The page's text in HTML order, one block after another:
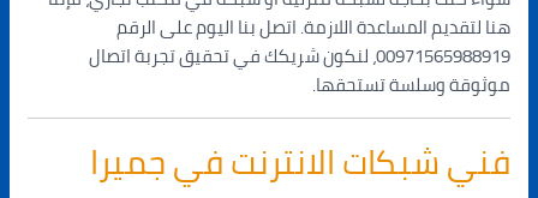
هنا لتقديم المساعدة اللازمة. اتصل بنا اليوم على الرقم
00971565988919، لنكون شريكك في تحقيق تجربة اتصال
موثوقة وسلسة تستحقها.
فني شبكات الانترنت في جميرا